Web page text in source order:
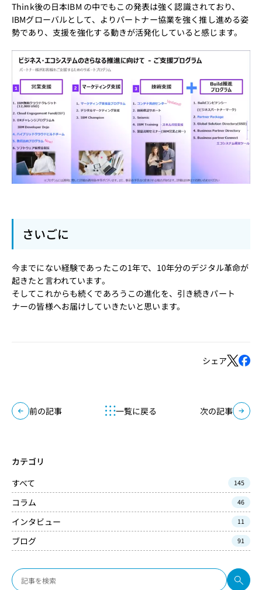
Think後の日本IBM の中でもこの発表は強く認識されており、
IBMグローバルとして、よりパートナー協業を強く推し進める姿
勢であり、支援を強化する動きが活発化していると感じます。
さいごに
今までにない経験であったこの1年で、10年分のデジタル革命が
起きたと言われています。
そしてこれからも続くであろうこの進化を、引き続きパート
ナーの皆様へお届けしていきたいと思います。
シェア
前の記事 一覧に戻る 次の記事
カテゴリ
すべて
145
コラム 46
インタビュー 11
ブログ 91